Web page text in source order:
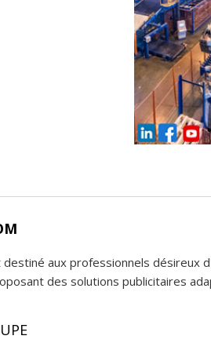
aux professionnels désireux
des solutions publicitaires